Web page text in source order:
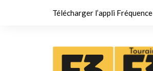
Télécharger l’appli